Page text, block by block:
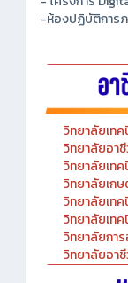
- โครงการ EV-
- โครงการ
วิทยาลัยเท
วิทยาลัยอาชี
วิทยาลัยเท
วิทยาลัยเกษ
วิทยาลัยเทค
วิทยาลัยเท
วิทยาลัยกา